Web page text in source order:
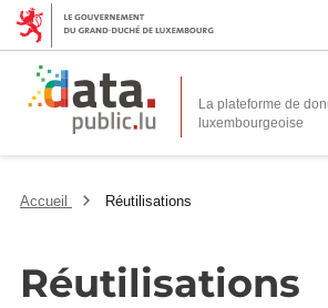
La plateforme de
Accueil Réutilisations
Réutilisations